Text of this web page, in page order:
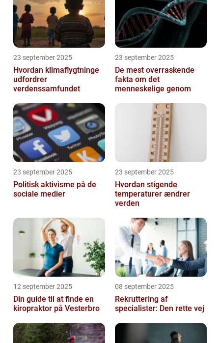
23 september 2025
Hvordan klimaflygtninge
udfordrer
verdenssamfundet
23 september 2025
De mest overraskende
fakta om det
menneskelige genom
23 september 2025
Politisk aktivisme på de
sociale medier
23 september 2025
Hvordan stigende
temperaturer ændrer
verden
12 september 2025
Din guide til at finde en
kiropraktor på Vesterbro
08 september 2025
Rekruttering af
specialister: Den rette vej